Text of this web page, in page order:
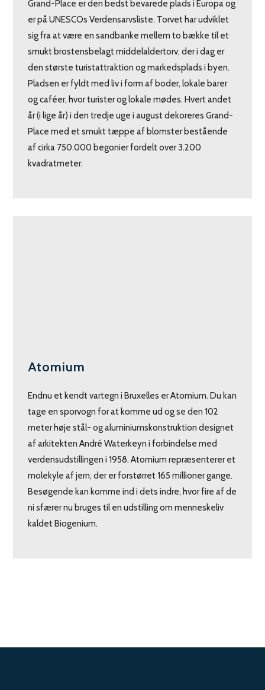
Grand-Place er den bedst bevarede plads i Europa og
er på UNESCOs Verdensarvsliste. Torvet har udviklet
sig fra at være en sandbanke mellem to bække til et
smukt brostensbelagt middelaldertorv, der i dag er
den største turistattraktion og markedsplads i byen.
Pladsen er fyldt med liv i form af boder, lokale barer
og caféer, hvor turister og lokale mødes. Hvert andet
år (i lige år) i den tredje uge i august dekoreres Grand-
Place med et smukt tæppe af blomster bestående
af cirka 750.000 begonier fordelt over 3.200
kvadratmeter.
Atomium
Endnu et kendt vartegn i Bruxelles er Atomium. Du kan
tage en sporvogn for at komme ud og se den 102
meter høje stål- og aluminiumskonstruktion designet
af arkitekten André Waterkeyn i forbindelse med
verdensudstillingen i 1958. Atomium repræsenterer et
molekyle af jern, der er forstørret 165 millioner gange.
Besøgende kan komme ind i dets indre, hvor fire af de
ni sfærer nu bruges til en udstilling om menneskeliv
kaldet Biogenium.